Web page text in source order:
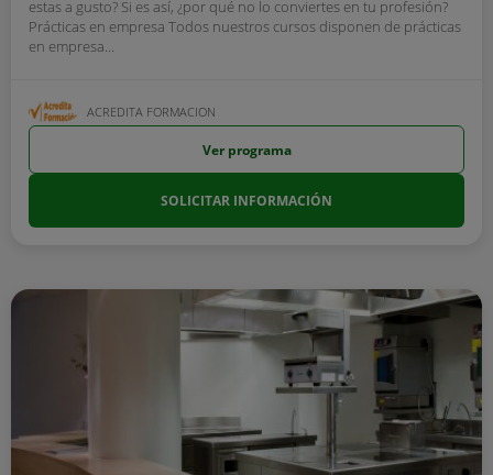
estas a gusto? Si es así, ¿por qué no lo conviertes en tu profesión?
Prácticas en empresa Todos nuestros cursos disponen de prácticas
en empresa...
ACREDITA FORMACION
Ver programa
SOLICITAR INFORMACIÓN